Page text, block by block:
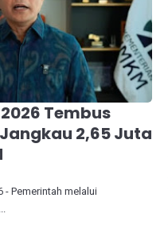
Tembus
2,65 Juta
- Pemerintah melalui